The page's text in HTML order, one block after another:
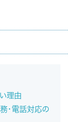
理由
・電話対応の